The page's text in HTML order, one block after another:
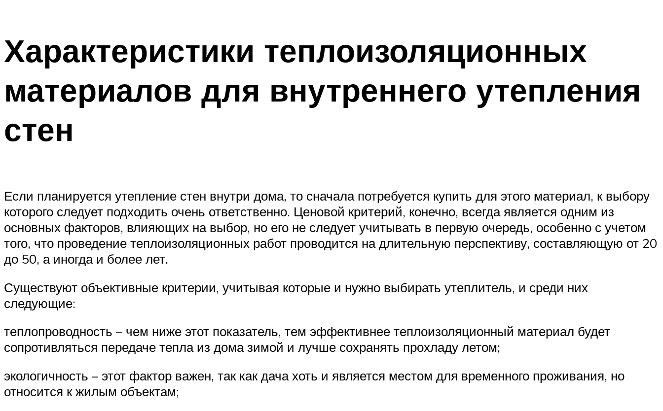
Характеристики теплоизоляционных
материалов для внутреннего утепления
стен
Если планируется утепление стен внутри дома, то сначала потребуется купить для этого материал, к выбору
которого следует подходить очень ответственно. Ценовой критерий, конечно, всегда является одним из
основных факторов, влияющих на выбор, но его не следует учитывать в первую очередь, особенно с учетом
того, что проведение теплоизоляционных работ проводится на длительную перспективу, составляющую от 20
до 50, а иногда и более лет.
Существуют объективные критерии, учитывая которые и нужно выбирать утеплитель, и среди них
следующие:
теплопроводность – чем ниже этот показатель, тем эффективнее теплоизоляционный материал будет
сопротивляться передаче тепла из дома зимой и лучше сохранять прохладу летом;
экологичность – этот фактор важен, так как дача хоть и является местом для временного проживания, но
относится к жилым объектам;